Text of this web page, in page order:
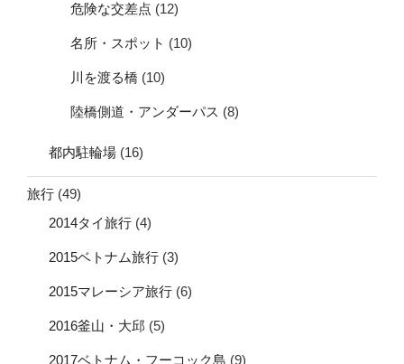
危険な交差点 (12)
名所・スポット (10)
川を渡る橋 (10)
陸橋側道・アンダーパス (8)
都内駐輪場 (16)
旅行 (49)
2014タイ旅行 (4)
2015ベトナム旅行 (3)
2015マレーシア旅行 (6)
2016釜山・大邱 (5)
2017ベトナム・フーコック島 (9)